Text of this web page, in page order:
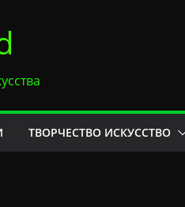
ТВОРЧЕСТВО ИСКУССТВО